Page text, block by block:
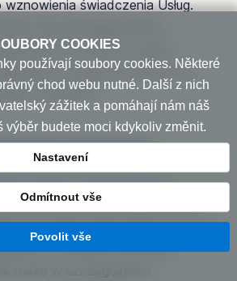
świadczenia Usług.
innych roszczeń z tytułu
za wady lub szkody (w
korzyści).
Użytkownika
Umowy Użytkownik jest
do dostępu do swojego Konta
i do treści Usług, które zostaną
Z poziomu interfejsu
COOKIES
používají soubory cookies. Některé
chod webu nutné. Další z nich
zážitek a pomáhají nám náš
výběr budete moci kdykoliv změnit.
Nastavení
Odmítnout vše
Povolit vše